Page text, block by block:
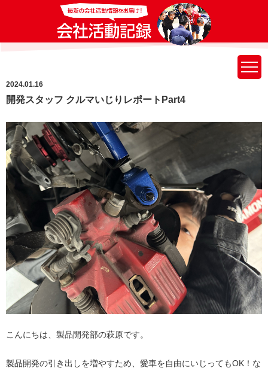
2024.01.16
開発スタッフ クルマいじりレポートPart4
こんにちは、製品開発部の萩原です。
製品開発の引き出しを増やすため、愛車を自由にいじってもOK！な